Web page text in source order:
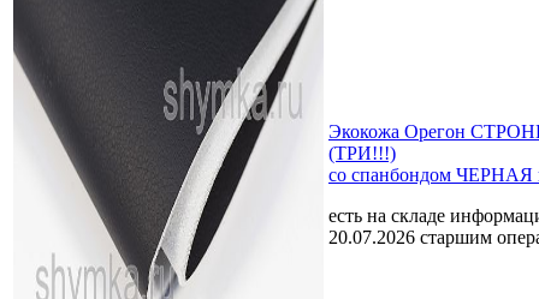
Экокожа Орегон
(ТРИ!!!)
со спанбондом ЧЕРНАЯ
есть на складе
20.07.2026 старшим